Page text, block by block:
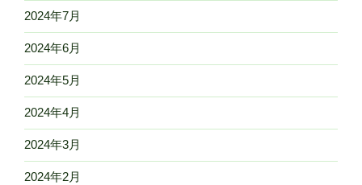
2024年7月
2024年6月
2024年5月
2024年4月
2024年3月
2024年2月